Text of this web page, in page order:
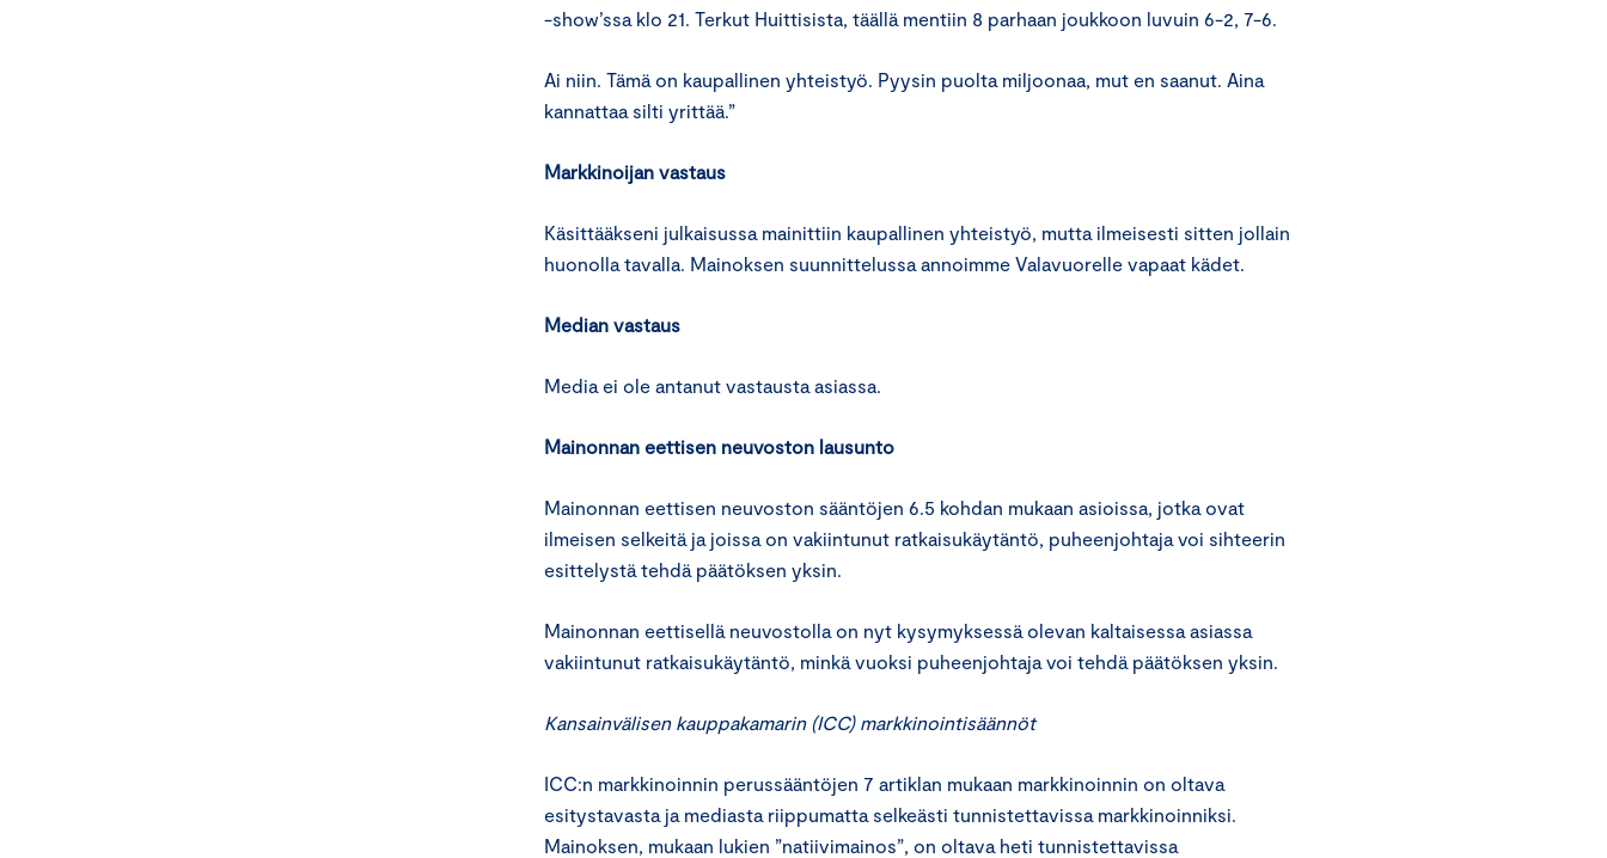
-show’ssa klo 21. Terkut Huittisista, täällä mentiin 8 parhaan joukkoon luvuin 6-2, 7-6.
Ai niin. Tämä on kaupallinen yhteistyö. Pyysin puolta miljoonaa, mut en saanut. Aina
kannattaa silti yrittää.”
Markkinoijan vastaus
Käsittääkseni julkaisussa mainittiin kaupallinen yhteistyö, mutta ilmeisesti sitten jollain
huonolla tavalla. Mainoksen suunnittelussa annoimme Valavuorelle vapaat kädet.
Median vastaus
Media ei ole antanut vastausta asiassa.
Mainonnan eettisen neuvoston lausunto
Mainonnan eettisen neuvoston sääntöjen 6.5 kohdan mukaan asioissa, jotka ovat
ilmeisen selkeitä ja joissa on vakiintunut ratkaisukäytäntö, puheenjohtaja voi sihteerin
esittelystä tehdä päätöksen yksin.
Mainonnan eettisellä neuvostolla on nyt kysymyksessä olevan kaltaisessa asiassa
vakiintunut ratkaisukäytäntö, minkä vuoksi puheenjohtaja voi tehdä päätöksen yksin.
Kansainvälisen kauppakamarin (ICC) markkinointisäännöt
ICC:n markkinoinnin perussääntöjen 7 artiklan mukaan markkinoinnin on oltava
esitystavasta ja mediasta riippumatta selkeästi tunnistettavissa markkinoinniksi.
Mainoksen, mukaan lukien ”natiivimainos”, on oltava heti tunnistettavissa